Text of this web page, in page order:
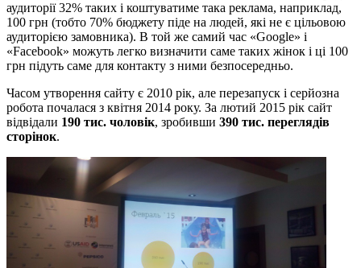
аудиторії 32% таких і коштуватиме така реклама, наприклад,
100 грн (тобто 70% бюджету піде на людей, які не є цільовою
аудиторією замовника). В той же самий час «Google» і
«Facebook» можуть легко визначити саме таких жінок і ці 100
грн підуть саме для контакту з ними безпосередньо.
Часом утворення сайту є 2010 рік, але перезапуск і серйозна
робота почалася з квітня 2014 року. За лютий 2015 рік сайт
відвідали 190 тис. чоловік, зробивши 390 тис. переглядів
сторінок.